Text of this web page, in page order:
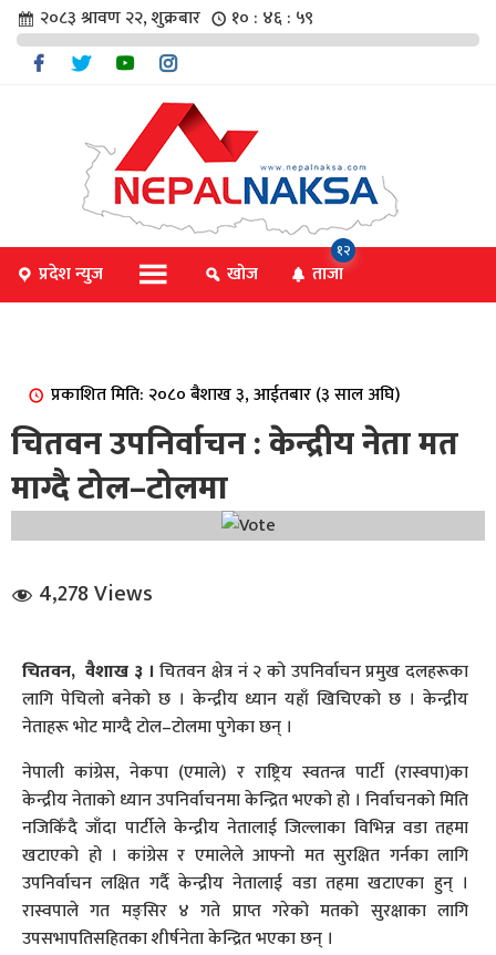
संवाद
२०८३ श्रावण २२, शुक्रबार १० : ४६ : ५९
प्रदेश न्युज खोज ताजा
१२
प्रकाशित मिति: २०८० बैशाख ३, आईतबार (३ साल अघि)
चितवन उपनिर्वाचन : केन्द्रीय नेता मत
माग्दै टोल–टोलमा
4,278 Views
चितवन, वैशाख ३ । चितवन क्षेत्र नं २ को उपनिर्वाचन प्रमुख दलहरूका
लागि पेचिलो बनेको छ । केन्द्रीय ध्यान यहाँ खिचिएको छ । केन्द्रीय
नेताहरू भोट माग्दै टोल–टोलमा पुगेका छन् ।
नेपाली कांग्रेस, नेकपा (एमाले) र राष्ट्रिय स्वतन्त्र पार्टी (रास्वपा)का
केन्द्रीय नेताको ध्यान उपनिर्वाचनमा केन्द्रित भएको हो । निर्वाचनको मिति
नजिकिँदै जाँदा पार्टीले केन्द्रीय नेतालाई जिल्लाका विभिन्न वडा तहमा
खटाएको हो । कांग्रेस र एमालेले आफ्नो मत सुरक्षित गर्नका लागि
उपनिर्वाचन लक्षित गर्दै केन्द्रीय नेतालाई वडा तहमा खटाएका हुन् ।
रास्वपाले गत मङ्सिर ४ गते प्राप्त गरेको मतको सुरक्षाका लागि
उपसभापतिसहितका शीर्षनेता केन्द्रित भएका छन् ।